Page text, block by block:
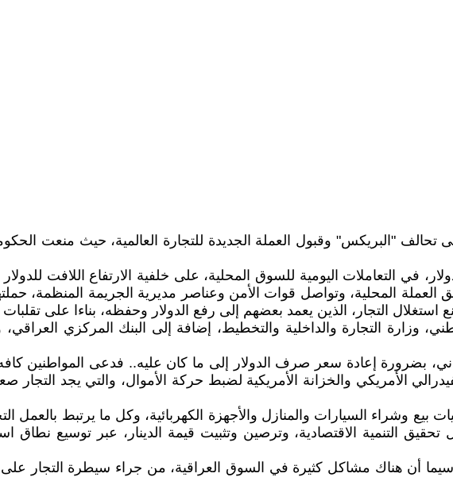
بالانضمام إلى تحالف "البريكس" وقبول العملة الجديدة للتجارة العالمية، حيث منعت
في التعاملات اليومية للسوق المحلية، على خلفية الارتفاع اللافت
العملة المحلية، وتواصل قوات الأمن وعناصر مديرية الجريمة المنظمة،
استغلال التجار، الذين يعمد بعضهم إلى رفع الدولار وحفظه، بناءا على
وزارة التجارة والداخلية والتخطيط، إضافة إلى البنك المركزي
بضرورة إعادة سعر صرف الدولار إلى ما كان عليه.. فدعى المواطنين كافه
الأمريكي والخزانة الأمريكية لضبط حركة الأموال، والتي يجد
بيع وشراء السيارات والمنازل والأجهزة الكهربائية، وكل ما يرتبط بالعمل
التنمية الاقتصادية، وترصين وتثبيت قيمة الدينار، عبر توسيع نطاق
أن هناك مشاكل كثيرة في السوق العراقية، من جراء سيطرة التجار على